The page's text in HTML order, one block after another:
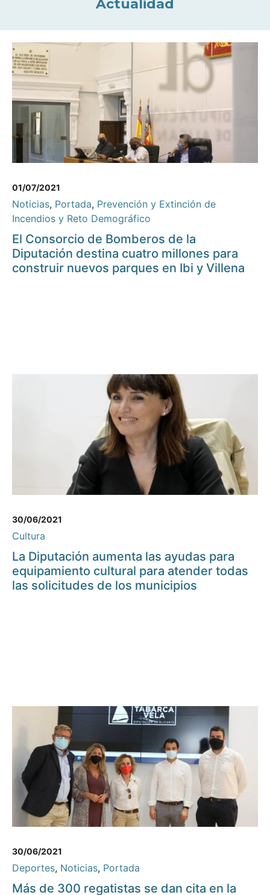
Actualidad
01/07/2021
Noticias, Portada, Prevención y Extinción de
Incendios y Reto Demográfico
El Consorcio de Bomberos de la
Diputación destina cuatro millones para
construir nuevos parques en Ibi y Villena
30/06/2021
Cultura
La Diputación aumenta las ayudas para
equipamiento cultural para atender todas
las solicitudes de los municipios
30/06/2021
Deportes, Noticias, Portada
Más de 300 regatistas se dan cita en la